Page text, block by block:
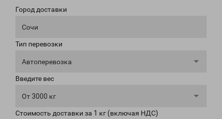
Город доставки
Сочи
Тип перевозки
Автоперевозка
Введите вес
От 3000 кг
Стоимость доставки за 1 кг (включая НДС)